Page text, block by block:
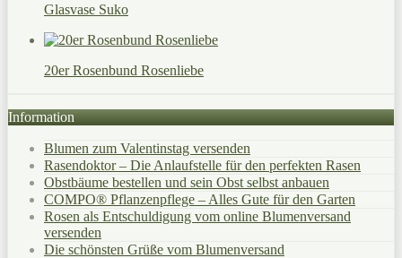
Glasvase Suko
20er Rosenbund Rosenliebe
Information
Blumen zum Valentinstag versenden
Rasendoktor – Die Anlaufstelle für den perfekten Rasen
Obstbäume bestellen und sein Obst selbst anbauen
COMPO® Pflanzenpflege – Alles Gute für den Garten
Rosen als Entschuldigung vom online Blumenversand
versenden
Die schönsten Grüße vom Blumenversand